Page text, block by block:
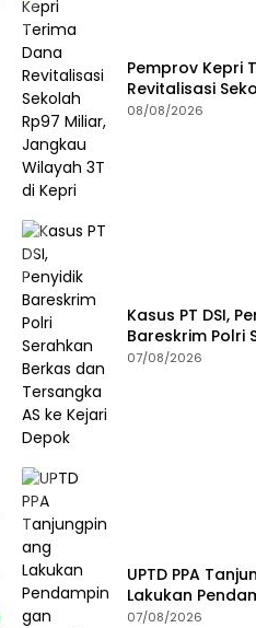
Pemprov Kepri
Revitalisasi
Jangkau
08/08/2026
Kasus PT DSI,
Bareskrim Polri
Berkas dan
07/08/2026
UPTD PPA
Lakukan
Intensif Siswi
07/08/2026